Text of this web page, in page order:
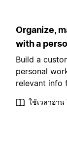
Organize,
with a
Build a
personal
relevant info
ใช้เวลาอ่า